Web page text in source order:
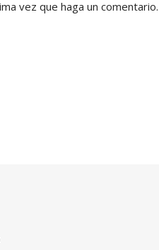
vez que haga un comentario.